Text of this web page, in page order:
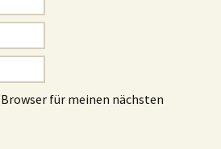
für meinen nächsten